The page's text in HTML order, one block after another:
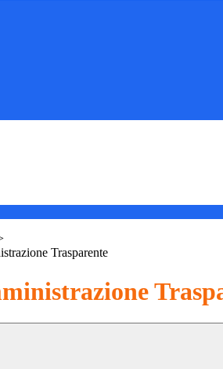
Trasparente